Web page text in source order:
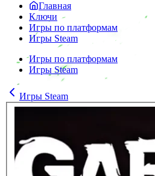
Главная
Ключи
Игры по платформам
Игры Steam
Игры по платформам
Игры Steam
Игры Steam